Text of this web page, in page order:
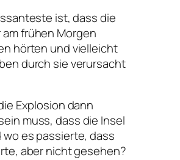
ist, dass die
frühen Morgen
hörten und vielleicht
durch sie verursacht
Explosion dann
muss, dass die Insel
es passierte, dass
aber nicht gesehen?